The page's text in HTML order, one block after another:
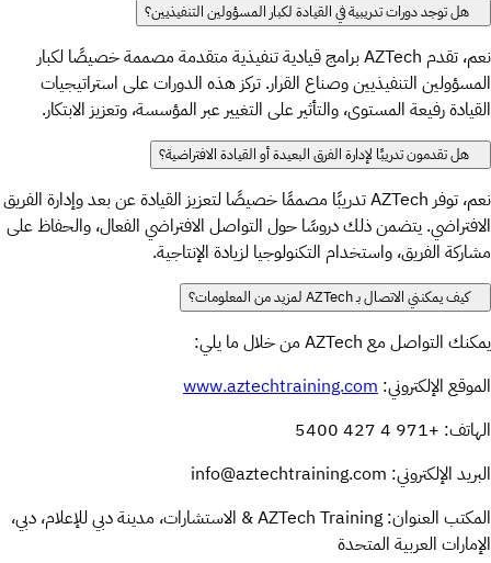
هل توجد دورات تدريبية في القيادة لكبار المسؤولين التنفيذيين؟
نعم، تقدم AZTech برامج قيادية تنفيذية متقدمة مصممة خصيصًا لكبار
المسؤولين التنفيذيين وصناع القرار. تركز هذه الدورات على استراتيجيات
القيادة رفيعة المستوى، والتأثير على التغيير عبر المؤسسة، وتعزيز الابتكار.
هل تقدمون تدريبًا لإدارة الفرق البعيدة أو القيادة الافتراضية؟
نعم، توفر AZTech تدريبًا مصممًا خصيصًا لتعزيز القيادة عن بعد وإدارة الفريق
الافتراضي. يتضمن ذلك دروسًا حول التواصل الافتراضي الفعال، والحفاظ على
مشاركة الفريق، واستخدام التكنولوجيا لزيادة الإنتاجية.
كيف يمكنني الاتصال بـ AZTech لمزيد من المعلومات؟
يمكنك التواصل مع AZTech من خلال ما يلي:
الموقع الإلكتروني: www.aztechtraining.com
الهاتف: +971 4 427 5400
البريد الإلكتروني: info@aztechtraining.com
المكتب العنوان: AZTech Training & الاستشارات، مدينة دبي للإعلام، دبي،
الإمارات العربية المتحدة